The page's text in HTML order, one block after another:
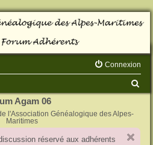
Connexion
Agam 06
l'Association Généalogique des Alpes-
Maritimes
réservé aux adhérents